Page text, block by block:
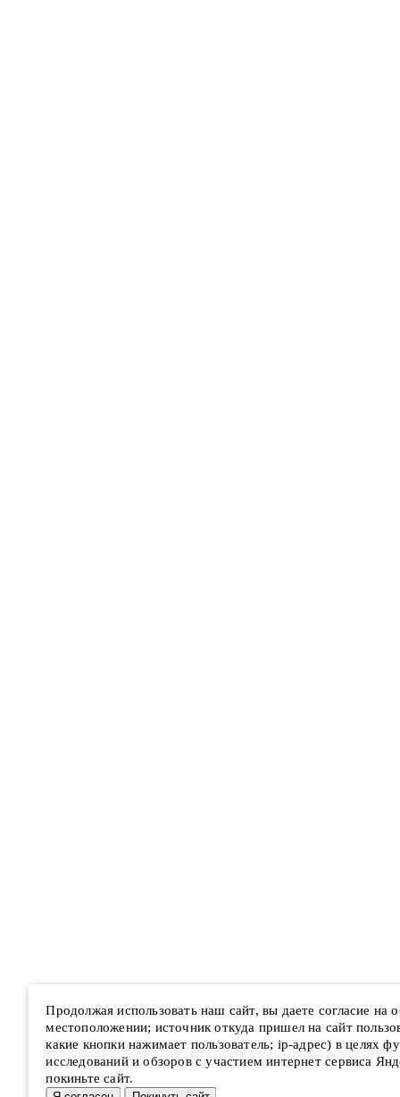
Продолжая использовать наш сайт, вы даете согласие на
местоположении; источник откуда пришел на сайт
какие кнопки нажимает пользователь; ip-адрес) в целях
исследований и обзоров с участием интернет сервиса
покиньте сайт.